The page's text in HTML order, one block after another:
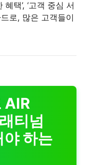
혜택’, ‘고객 중심 서
로, 많은 고객들이
AIR
티넘
하는